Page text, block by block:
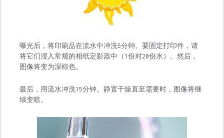
曝光后，将印刷品在流水中冲洗5分钟。要固定打印件，请
将它们浸入常规的相纸定影器中（1份对20份水）。然后，
图像将变为深棕色。
最后，用流水冲洗15分钟。静置干燥直至需要时，图像将继
续变暗。